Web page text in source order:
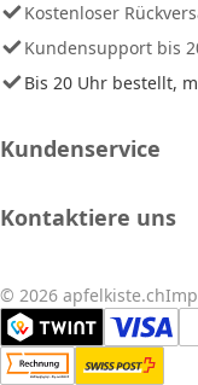
Kostenloser
Kundensupport bis
Bis 20 Uhr bestellt,
Kundenservice
Kontaktiere uns
© 2026 apfelkiste.ch